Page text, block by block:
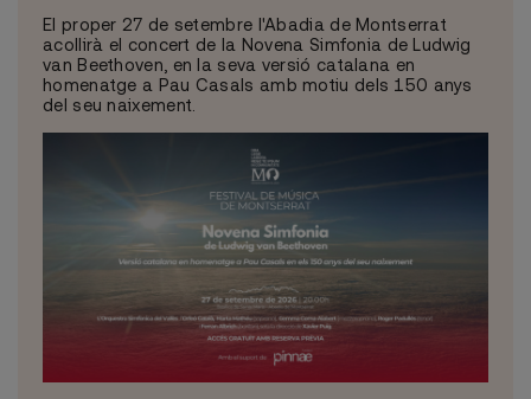
El proper 27 de setembre l'Abadia de Montserrat
acollirà el concert de la Novena Simfonia de Ludwig
van Beethoven, en la seva versió catalana en
homenatge a Pau Casals amb motiu dels 150 anys
del seu naixement.